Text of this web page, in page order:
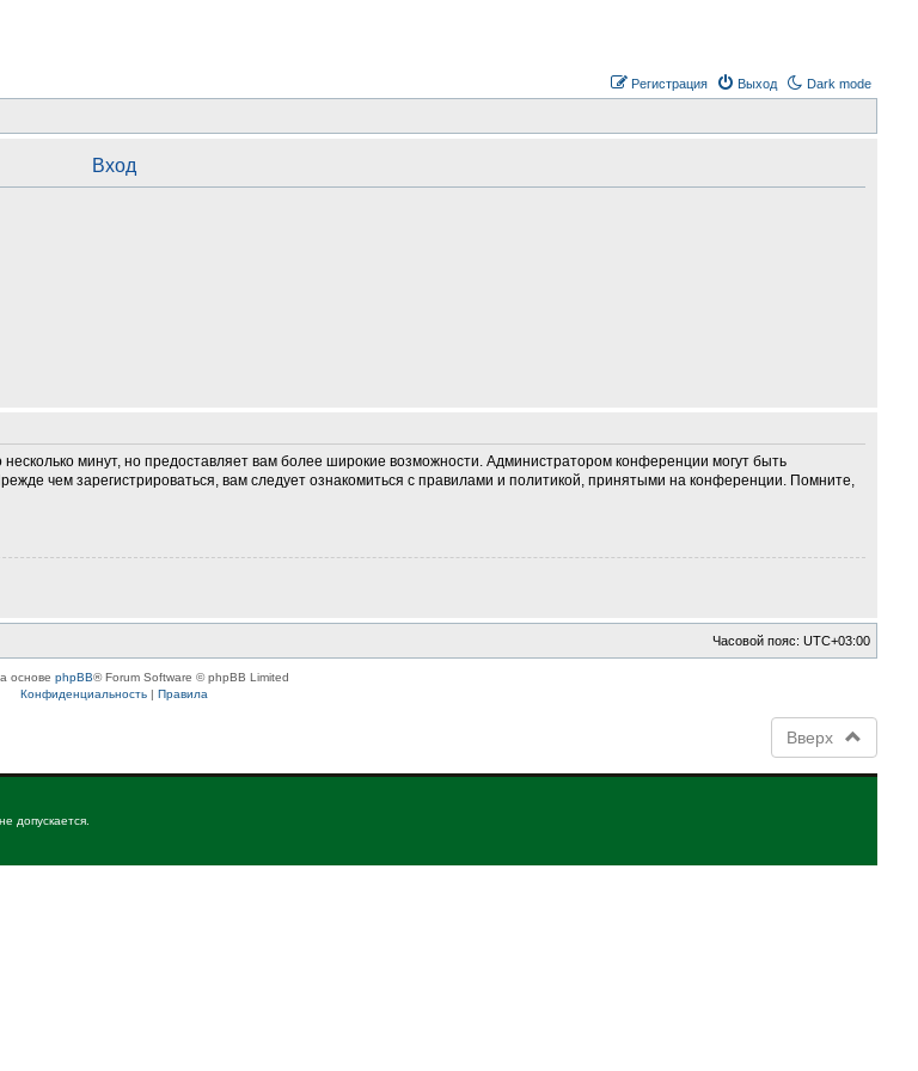
Dark mode
Выход
Регистрация
Вход
минут, но предоставляет вам более широкие возможности. Администратором конференции могут быть
чем зарегистрироваться, вам следует ознакомиться с правилами и политикой, принятыми на конференции. Помните,
Часовой пояс:UTC+03:00
основеphpBB® Forum Software © phpBB Limited
Конфиденциальность |Правила
Вверх
допускается.